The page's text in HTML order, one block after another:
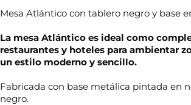
Mesa Atlántico con tablero negro y base
La mesa Atlántico es ideal como
restaurantes y hoteles para ambientar
un estilo moderno y sencillo.
Fabricada con base metálica pintada en
negro.